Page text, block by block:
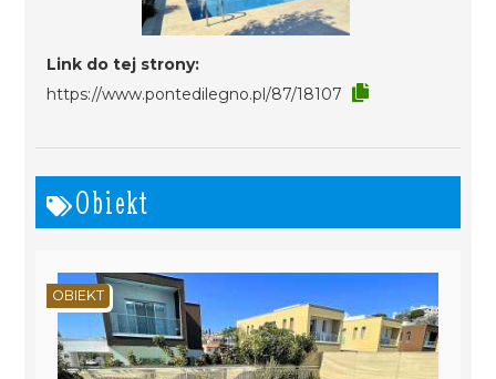
Link do tej strony:
https://www.pontedilegno.pl/87/18107
Obiekt
OBIEKT